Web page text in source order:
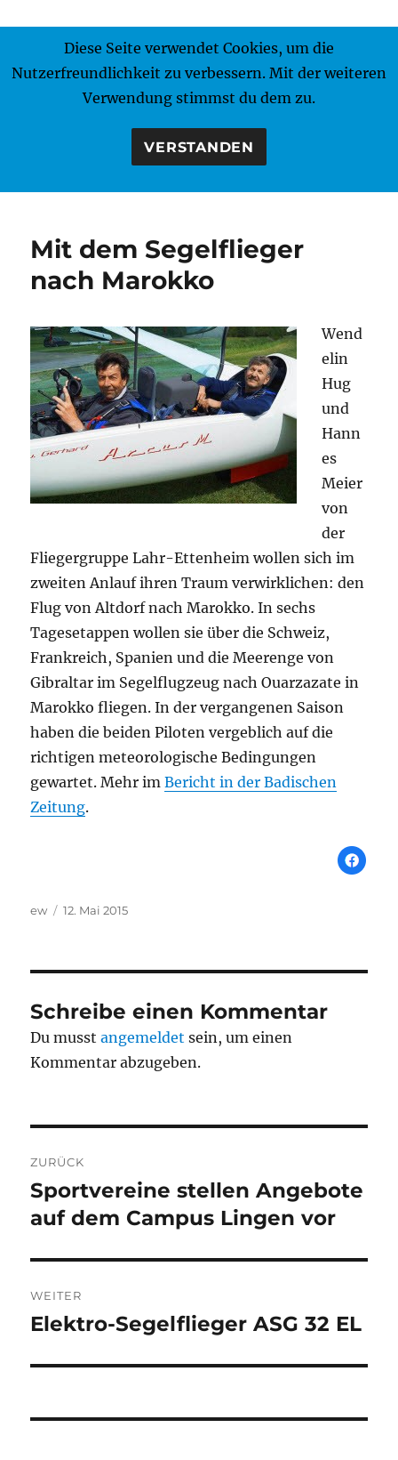
MENÜ
Mit dem Segelflieger
nach Marokko
Wend
elin
Hug
und
Hann
es
Meier
von
der
Fliegergruppe Lahr-Ettenheim wollen sich im
zweiten Anlauf ihren Traum verwirklichen: den
Flug von Altdorf nach Marokko. In sechs
Tagesetappen wollen sie über die Schweiz,
Frankreich, Spanien und die Meerenge von
Gibraltar im Segelflugzeug nach Ouarzazate in
Marokko fliegen. In der vergangenen Saison
haben die beiden Piloten vergeblich auf die
richtigen meteorologische Bedingungen
gewartet. Mehr imBericht in der Badischen
Zeitung.
Autor
ew
Veröffentlicht
12. Mai 2015
Schreibe einen Kommentar
Du musstangemeldet sein, um einen
Kommentar abzugeben.
ZURÜCK
Vorheriger
Beitrag:
Sportvereine stellen Angebote
auf dem Campus Lingen vor
WEITER
Nächster
Elektro-Segelflieger ASG 32 EL
Diese Seite verwendet Cookies, um die
Nutzerfreundlichkeit zu verbessern. Mit der weiteren
Verwendung stimmst du dem zu.
VERSTANDEN